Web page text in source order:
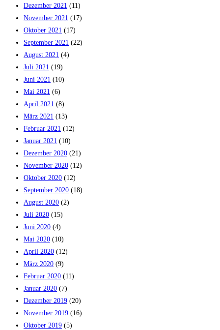
Dezember 2021 (11)
November 2021 (17)
Oktober 2021 (17)
September 2021 (22)
August 2021 (4)
Juli 2021 (19)
Juni 2021 (10)
Mai 2021 (6)
April 2021 (8)
März 2021 (13)
Februar 2021 (12)
Januar 2021 (10)
Dezember 2020 (21)
November 2020 (12)
Oktober 2020 (12)
September 2020 (18)
August 2020 (2)
Juli 2020 (15)
Juni 2020 (4)
Mai 2020 (10)
April 2020 (12)
März 2020 (9)
Februar 2020 (11)
Januar 2020 (7)
Dezember 2019 (20)
November 2019 (16)
Oktober 2019 (5)